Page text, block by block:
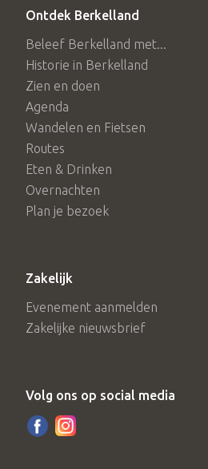
Ontdek Berkelland
Beleef Berkelland met...
Historie in Berkelland
Zien en doen
Agenda
Wandelen en Fietsen
Routes
Eten & Drinken
Overnachten
Plan je bezoek
Zakelijk
Evenement aanmelden
Zakelijke nieuwsbrief
Volg ons op social media